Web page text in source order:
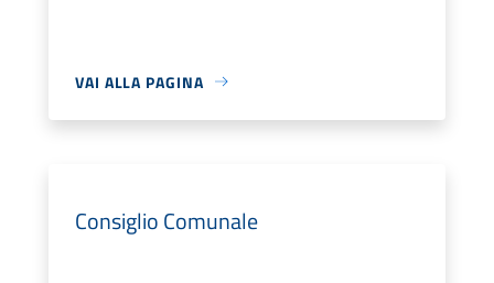
VAI ALLA PAGINA
Consiglio Comunale